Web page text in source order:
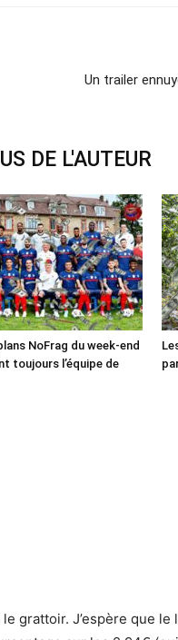
Un trailer
DE L'AUTEUR
NoFrag du week-end
toujours l’équipe de
grattoir. J’espère que